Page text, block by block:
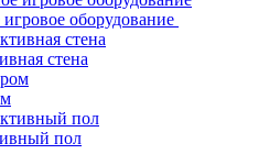
оборудование
стена
пол